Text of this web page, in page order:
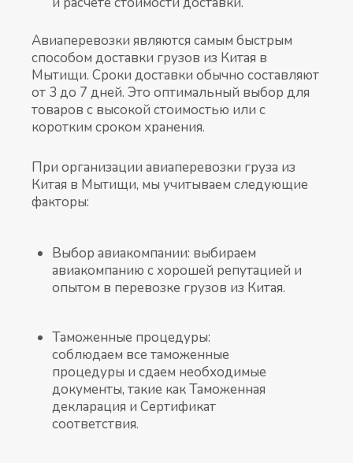
Авиаперевозки являются самым быстрым
способом доставки грузов из Китая в
Мытищи. Сроки доставки обычно составляют
от 3 до 7 дней. Это оптимальный выбор для
товаров с высокой стоимостью или с
коротким сроком хранения.
При организации авиаперевозки груза из
Китая в Мытищи, мы учитываем следующие
факторы:
Выбор авиакомпании: выбираем
авиакомпанию с хорошей репутацией и
опытом в перевозке грузов из Китая.
Таможенные процедуры:
соблюдаем все таможенные
процедуры и сдаем необходимые
документы, такие как Таможенная
декларация и Сертификат
соответствия.